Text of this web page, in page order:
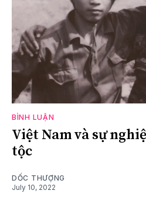
BÌNH LUẬN
Việt Nam và sự
tộc
DỐC THƯỢNG
July 10, 2022